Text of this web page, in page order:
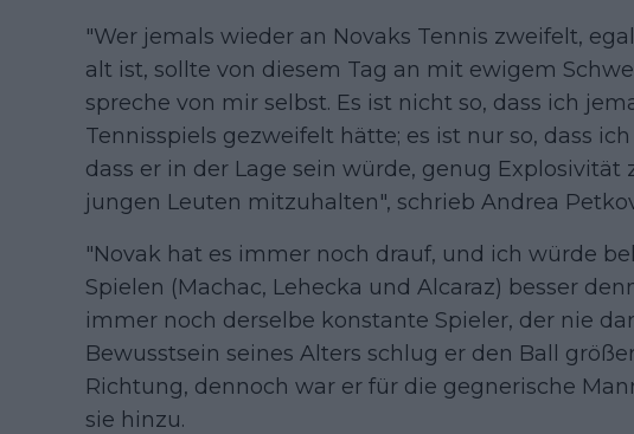
"Wer jemals wieder an Novaks Tennis zweifelt,
alt ist, sollte von diesem Tag an mit ewigem
spreche von mir selbst. Es ist nicht so, dass ich
Tennisspiels gezweifelt hätte; es ist nur so, dass
dass er in der Lage sein würde, genug
jungen Leuten mitzuhalten", schrieb Andrea
"Novak hat es immer noch drauf, und ich würde
Spielen (Machac, Lehecka und Alcaraz) besser
immer noch derselbe konstante Spieler, der nie
Bewusstsein seines Alters schlug er den Ball
Richtung, dennoch war er für die gegnerische
sie hinzu.